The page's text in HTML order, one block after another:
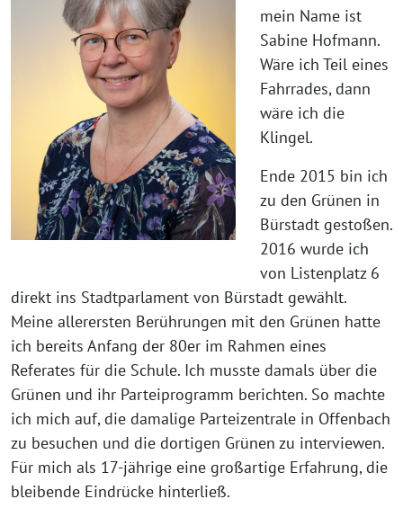
mein Name ist
Sabine Hofmann.
Wäre ich Teil eines
Fahrrades, dann
wäre ich die
Klingel.
Ende 2015 bin ich
zu den Grünen in
Bürstadt gestoßen.
2016 wurde ich
von Listenplatz 6
direkt ins Stadtparlament von Bürstadt gewählt.
Meine allerersten Berührungen mit den Grünen hatte
ich bereits Anfang der 80er im Rahmen eines
Referates für die Schule. Ich musste damals über die
Grünen und ihr Parteiprogramm berichten. So machte
ich mich auf, die damalige Parteizentrale in Offenbach
zu besuchen und die dortigen Grünen zu interviewen.
Für mich als 17-jährige eine großartige Erfahrung, die
bleibende Eindrücke hinterließ.